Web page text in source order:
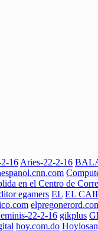
16 Aries-22-2-16
en el Centro de
egamers EL EL
22-2-16 gikplus
hoy.com.do